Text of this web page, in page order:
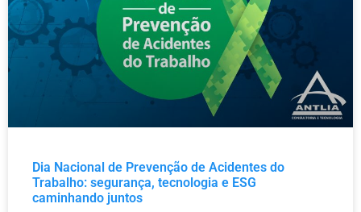
Dia Nacional de Prevenção de Acidentes do
Trabalho: segurança, tecnologia e ESG
caminhando juntos